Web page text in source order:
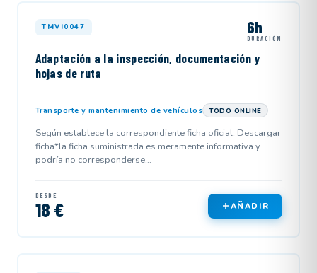
TMVI0047 6h
DURACIÓN
Adaptación a la inspección, documentación y
hojas de ruta
Transporte y mantenimiento de vehículos TODO ONLINE
Según establece la correspondiente ficha oficial. Descargar
ficha*la ficha suministrada es meramente informativa y
podría no corresponderse...
DESDE
18 € AÑADIR